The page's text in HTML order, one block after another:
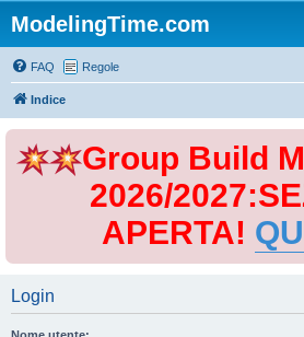
ModelingTime.com
FAQ Regole
Indice
Group Build
2026/
APERTA!
Login